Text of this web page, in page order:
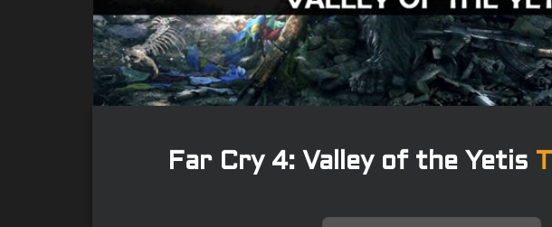
Far Cry 4: Valley of the Yetis